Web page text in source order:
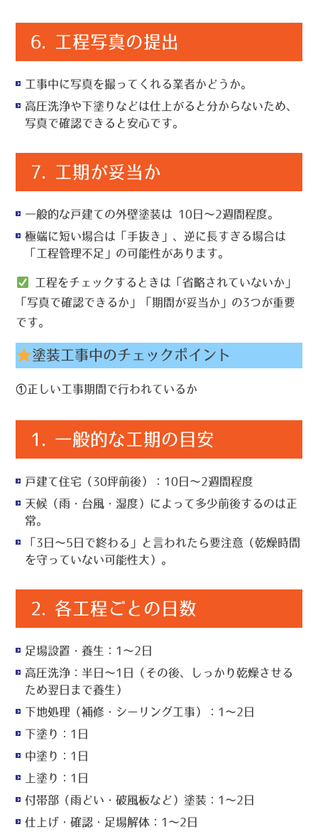
6. 工程写真の提出
工事中に写真を撮ってくれる業者かどうか。
高圧洗浄や下塗りなどは仕上がると分からないため、
写真で確認できると安心です。
7. 工期が妥当か
一般的な戸建ての外壁塗装は 10日〜2週間程度。
極端に短い場合は「手抜き」、逆に長すぎる場合は
「工程管理不足」の可能性があります。
工程をチェックするときは「省略されていないか」
「写真で確認できるか」「期間が妥当か」の3つが重要
です。
塗装工事中のチェックポイント
①正しい工事期間で行われているか
1. 一般的な工期の目安
戸建て住宅（30坪前後）： 10日〜2週間程度
天候（雨・台風・湿度）によって多少前後するのは正
常。
「3日〜5日で終わる」と言われたら要注意（乾燥時間
を守っていない可能性大）。
2. 各工程ごとの日数
足場設置・養生 ：1〜2日
高圧洗浄 ：半日〜1日（その後、しっかり乾燥させる
ため翌日まで養生）
下地処理（補修・シーリング工事）
：1〜2日
下塗り
：1日
中塗り
：1日
上塗り
：1日
付帯部（雨どい・破風板など）塗装 ：1〜2日
仕上げ・確認・足場解体 ：1〜2日